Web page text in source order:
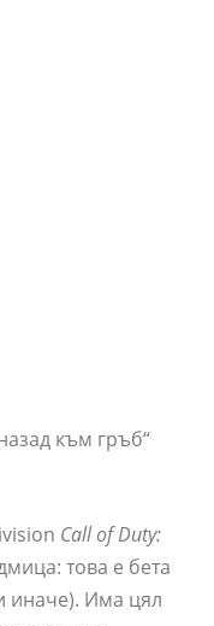
към гръб“
Call of Duty:
това е бета
иначе). Има цял